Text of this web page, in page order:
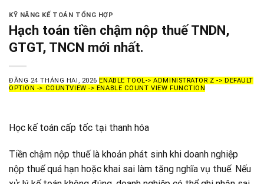
KỸ NĂNG KẾ TOÁN TỔNG HỢP
Hạch toán tiền chậm nộp thuế TNDN,
GTGT, TNCN mới nhất.
ĐĂNG 24 THÁNG HAI, 2026 ENABLE TOOL-> ADMINISTRATOR Z -> DEFAULT
OPTION -> COUNTVIEW -> ENABLE COUNT VIEW FUNCTION
Học kế toán cấp tốc tại thanh hóa
Tiền chậm nộp thuế là khoản phát sinh khi doanh nghiệp
nộp thuế quá hạn hoặc khai sai làm tăng nghĩa vụ thuế. Nếu